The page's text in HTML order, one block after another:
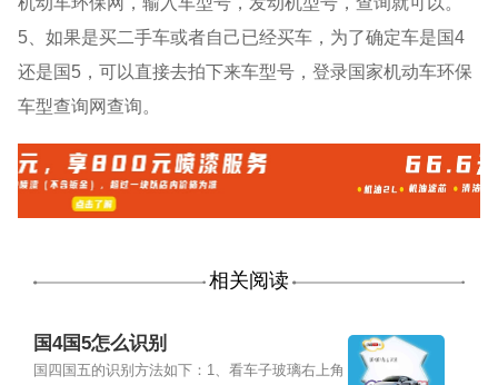
5、如果是买二手车或者自己已经买车，为了确定车是国4
还是国5，可以直接去拍下来车型号，登录国家机动车环保
车型查询网查询。
相关阅读
国4国5怎么识别
国四国五的识别方法如下：1、看车子玻璃右上角